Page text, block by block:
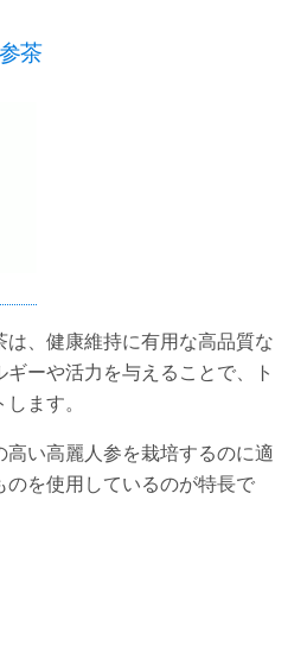
茶
、健康維持に有用な高品質な
ーや活力を与えることで、ト
ます。
い高麗人参を栽培するのに適
のを使用しているのが特長で